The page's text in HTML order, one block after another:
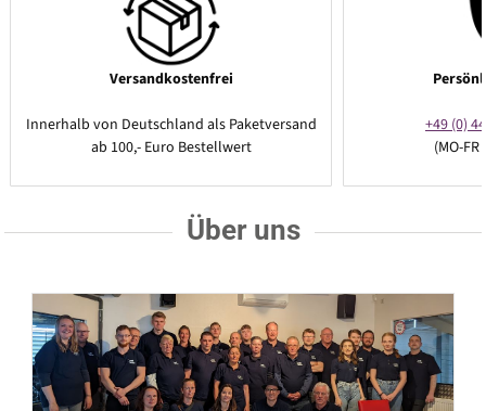
Versandkostenfrei
Innerhalb von Deutschland als Paketversand
ab 100,- Euro Bestellwert
+49 (0)
(MO-
Über uns